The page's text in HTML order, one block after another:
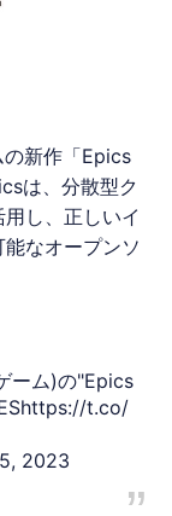
新作「Epics
は、分散型ク
し、正しいイ
なオープンソ
ーム)の"Epics
https://t.co/
2023